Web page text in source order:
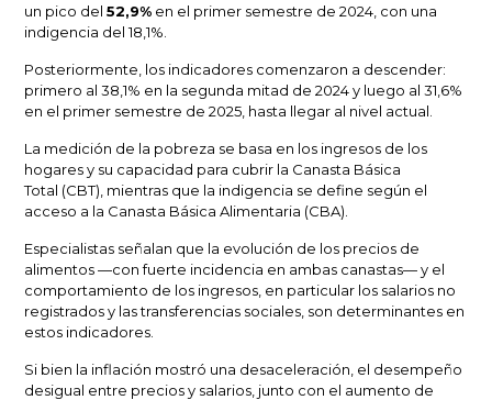
un pico del52,9% en el primer semestre de 2024, con una
indigencia del 18,1%.
Posteriormente, los indicadores comenzaron a descender:
primero al 38,1% en la segunda mitad de 2024 y luego al 31,6%
en el primer semestre de 2025, hasta llegar al nivel actual.
La medición de la pobreza se basa en los ingresos de los
hogares y su capacidad para cubrir la Canasta Básica
Total (CBT), mientras que la indigencia se define según el
acceso a la Canasta Básica Alimentaria (CBA).
Especialistas señalan que la evolución de los precios de
alimentos —con fuerte incidencia en ambas canastas— y el
comportamiento de los ingresos, en particular los salarios no
registrados y las transferencias sociales, son determinantes en
estos indicadores.
Si bien la inflación mostró una desaceleración, el desempeño
desigual entre precios y salarios, junto con el aumento de